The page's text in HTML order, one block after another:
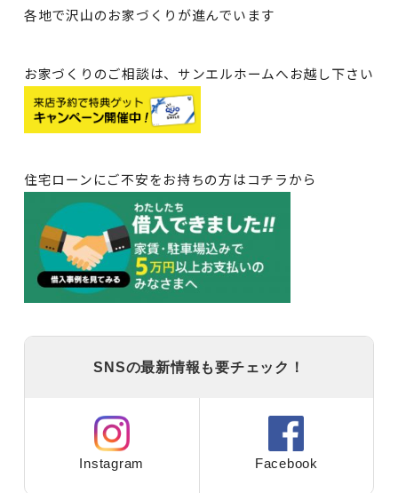
各地で沢山のお家づくりが進んでいます
お家づくりのご相談は、サンエルホームへお越し下さい
住宅ローンにご不安をお持ちの方はコチラから
SNSの最新情報も要チェック！
Instagram Facebook